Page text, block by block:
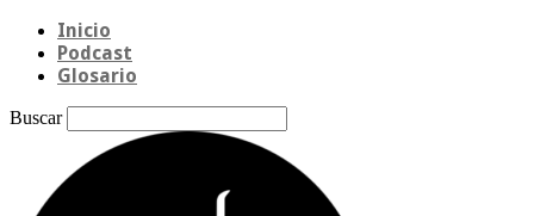
Inicio
Podcast
Glosario
Buscar